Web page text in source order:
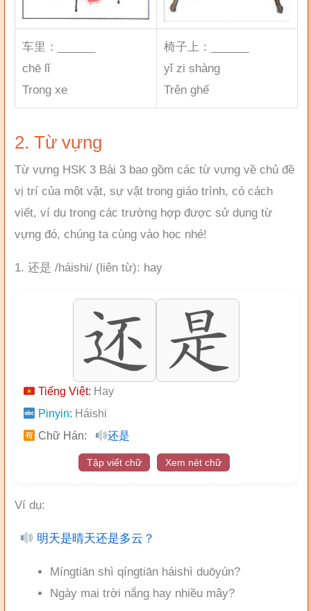
车里：______
chē lǐ
Trong xe
椅子上：______
yǐ zi shàng
Trên ghế
2. Từ vựng
Từ vựng HSK 3 Bài 3 bao gồm các từ vựng về chủ đề
vị trí của một vật, sự vật trong giáo trình, có cách
viết, ví dụ trong các trường hợp được sử dụng từ
vựng đó, chúng ta cùng vào học nhé!
1. 还是 /háishi/ (liên từ): hay
Tiếng Việt: Hay
Pinyin: Háishi
Chữ Hán:
还是
Tập viết chữ Xem nét chữ
Ví dụ:
明天是晴天还是多云？
Míngtiān shì qíngtiān háishì duōyún?
Ngày mai trời nắng hay nhiều mây?